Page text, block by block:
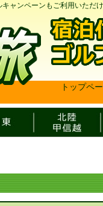
ャンペーンもご利用いただ
トップペ